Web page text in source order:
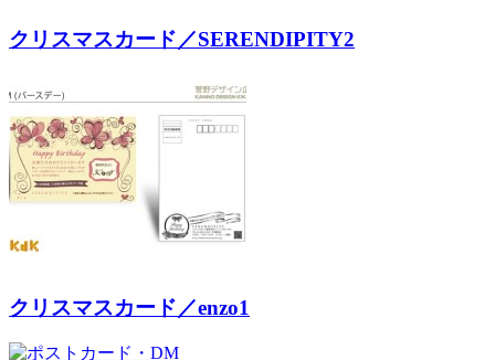
クリスマスカード／SERENDIPITY2
クリスマスカード／enzo1